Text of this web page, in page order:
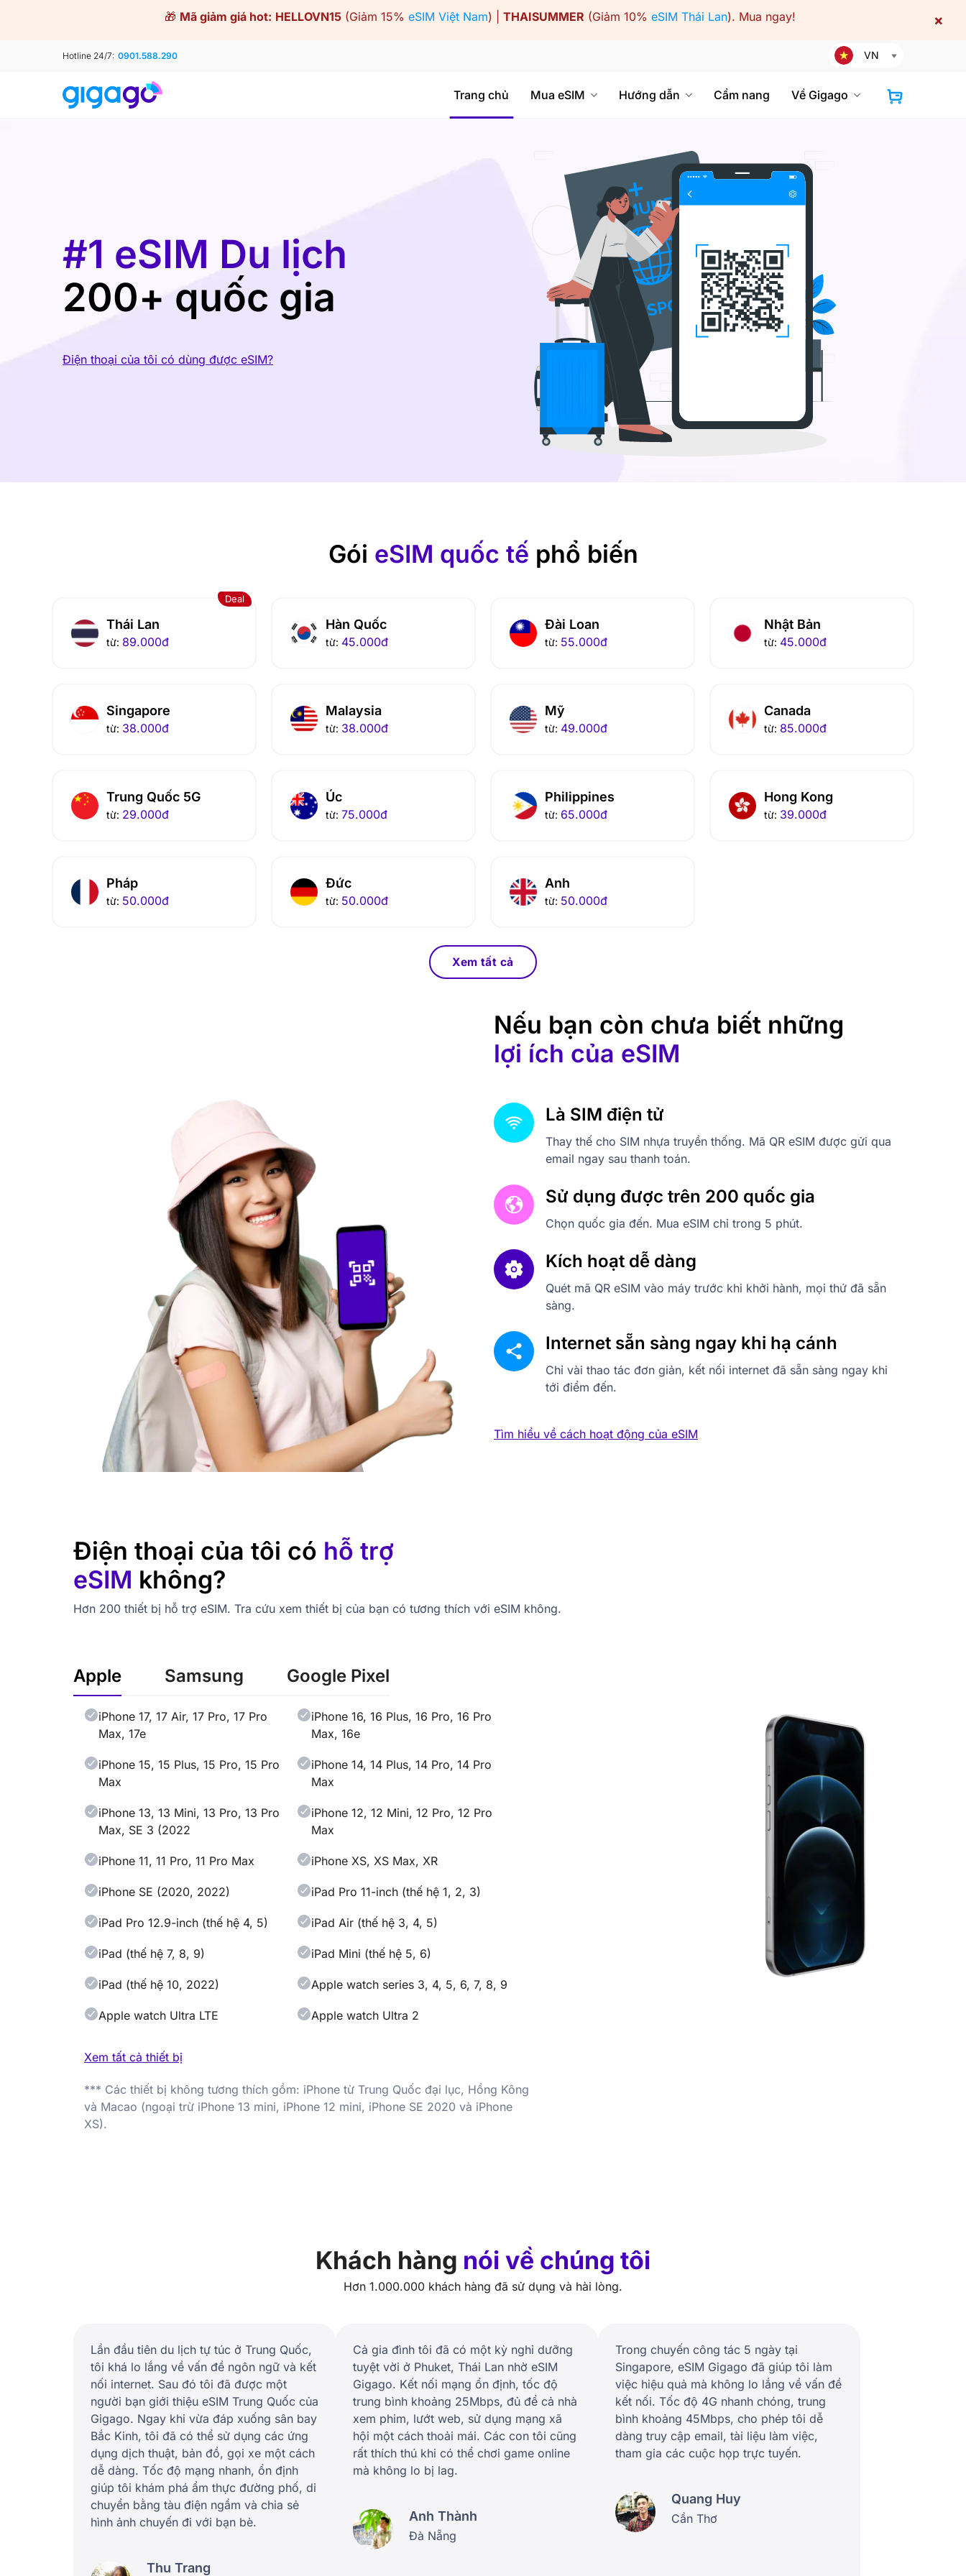
🎁 Mã giảm giá hot: HELLOVN15 (Giảm 15% eSIM Việt Nam) | THAISUMMER (Giảm 10% eSIM Thái Lan). Mua ngay! ×
Hotline 24/7: 0901.588.290 VN
Trang chủ Mua eSIM Hướng dẫn Cẩm nang Về Gigago
#1 eSIM Du lịch
200+ quốc gia
Điện thoại của tôi có dùng được eSIM?
Gói eSIM quốc tế phổ biến
Deal
Thái Lan
từ: 89.000đ
Hàn Quốc
từ: 45.000đ
Đài Loan
từ: 55.000đ
Nhật Bản
từ: 45.000đ
Singapore
từ: 38.000đ
Malaysia
từ: 38.000đ
Mỹ
từ: 49.000đ
Canada
từ: 85.000đ
Trung Quốc 5G
từ: 29.000đ
Úc
từ: 75.000đ
Philippines
từ: 65.000đ
Hong Kong
từ: 39.000đ
Pháp
từ: 50.000đ
Đức
từ: 50.000đ
Anh
từ: 50.000đ
Xem tất cả
Nếu bạn còn chưa biết những
lợi ích của eSIM
Là SIM điện tử
Thay thế cho SIM nhựa truyền thống. Mã QR eSIM được gửi qua
email ngay sau thanh toán.
Sử dụng được trên 200 quốc gia
Chọn quốc gia đến. Mua eSIM chỉ trong 5 phút.
Kích hoạt dễ dàng
Quét mã QR eSIM vào máy trước khi khởi hành, mọi thứ đã sẵn
sàng.
Internet sẵn sàng ngay khi hạ cánh
Chỉ vài thao tác đơn giản, kết nối internet đã sẵn sàng ngay khi
tới điểm đến.
Tìm hiểu về cách hoạt động của eSIM
Điện thoại của tôi có hỗ trợ
eSIM không?
Hơn 200 thiết bị hỗ trợ eSIM. Tra cứu xem thiết bị của bạn có tương thích với eSIM không.
Apple Samsung Google Pixel
iPhone 17, 17 Air, 17 Pro, 17 Pro
Max, 17e
iPhone 16, 16 Plus, 16 Pro, 16 Pro
Max, 16e
iPhone 15, 15 Plus, 15 Pro, 15 Pro
Max
iPhone 14, 14 Plus, 14 Pro, 14 Pro
Max
iPhone 13, 13 Mini, 13 Pro, 13 Pro
Max, SE 3 (2022
iPhone 12, 12 Mini, 12 Pro, 12 Pro
Max
iPhone 11, 11 Pro, 11 Pro Max iPhone XS, XS Max, XR
iPhone SE (2020, 2022) iPad Pro 11-inch (thế hệ 1, 2, 3)
iPad Pro 12.9-inch (thế hệ 4, 5) iPad Air (thế hệ 3, 4, 5)
iPad (thế hệ 7, 8, 9) iPad Mini (thế hệ 5, 6)
iPad (thế hệ 10, 2022) Apple watch series 3, 4, 5, 6, 7, 8, 9
Apple watch Ultra LTE Apple watch Ultra 2
Xem tất cả thiết bị
*** Các thiết bị không tương thích gồm: iPhone từ Trung Quốc đại lục, Hồng Kông
và Macao (ngoại trừ iPhone 13 mini, iPhone 12 mini, iPhone SE 2020 và iPhone
XS).
Khách hàng nói về chúng tôi
Hơn 1.000.000 khách hàng đã sử dụng và hài lòng.
Lần đầu tiên du lịch tự túc ở Trung Quốc,
tôi khá lo lắng về vấn đề ngôn ngữ và kết
nối internet. Sau đó tôi đã được một
người bạn giới thiệu eSIM Trung Quốc của
Gigago. Ngay khi vừa đáp xuống sân bay
Bắc Kinh, tôi đã có thể sử dụng các ứng
dụng dịch thuật, bản đồ, gọi xe một cách
dễ dàng. Tốc độ mạng nhanh, ổn định
giúp tôi khám phá ẩm thực đường phố, di
chuyển bằng tàu điện ngầm và chia sẻ
hình ảnh chuyến đi với bạn bè.
Thu Trang
Cả gia đình tôi đã có một kỳ nghỉ dưỡng
tuyệt vời ở Phuket, Thái Lan nhờ eSIM
Gigago. Kết nối mạng ổn định, tốc độ
trung bình khoảng 25Mbps, đủ để cả nhà
xem phim, lướt web, sử dụng mạng xã
hội một cách thoải mái. Các con tôi cũng
rất thích thú khi có thể chơi game online
mà không lo bị lag.
Anh Thành
Đà Nẵng
Trong chuyến công tác 5 ngày tại
Singapore, eSIM Gigago đã giúp tôi làm
việc hiệu quả mà không lo lắng về vấn đề
kết nối. Tốc độ 4G nhanh chóng, trung
bình khoảng 45Mbps, cho phép tôi dễ
dàng truy cập email, tài liệu làm việc,
tham gia các cuộc họp trực tuyến.
Quang Huy
Cần Thơ